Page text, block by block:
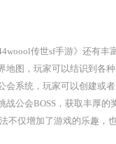
传世sf手游》还有丰
地图，玩家可以结识到各
会系统，玩家可以创建或
战公会BOSS，获取丰厚的
不仅增加了游戏的乐趣，